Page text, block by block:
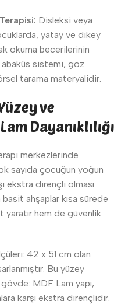
Disleksi veya
yatay ve dikey
okuma becerilerinin
sistemi, göz
tarama materyalidir.
ve
Dayanıklılığı
merkezlerinde
sayıda çocuğun yoğun
ekstra dirençli olması
ahşaplar kısa sürede
hem de güvenlik
42 x 51 cm olan
Bu yüzey
gövde: MDF Lam yapı,
karşı ekstra dirençlidir.